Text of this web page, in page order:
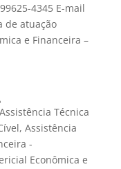
4345 E-mail
de atuação
e Financeira –
Assistência Técnica
, Assistência
-
Econômica e